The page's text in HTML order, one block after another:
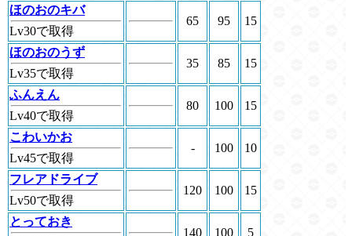
ほのおのキバ
Lv30で取得
65 95 15
ほのおのうず
Lv35で取得
35 85 15
ふんえん
Lv40で取得
80 100 15
こわいかお
Lv45で取得
- 100 10
フレアドライブ
Lv50で取得
120 100 15
とっておき
140 100 5